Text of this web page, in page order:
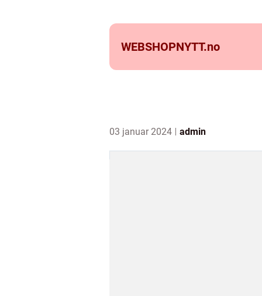
WEBSHOPNYTT.no
03 januar 2024 admin